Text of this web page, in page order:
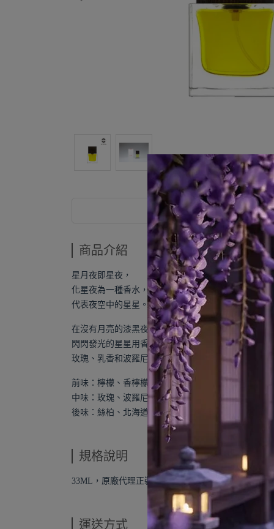
商品介紹
商品介紹
星月夜即星夜，
化星夜為一種香水，
代表夜空中的星星。
在沒有月亮的漆黑夜空，
閃閃發光的星星用香檸檬、
玫瑰、乳香和波羅尼花表達。
前味：檸檬、香檸檬、日本柚子。
中味：玫瑰、波羅尼花、乳香、花梨木。
後味：絲柏、北海道松木。
規格說明
33ML，原廠代理正裝品。
運送方式